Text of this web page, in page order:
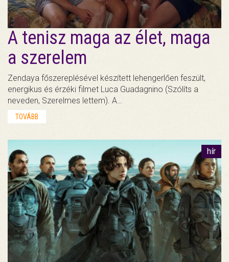
A tenisz maga az élet, maga
a szerelem
Zendaya főszereplésével készített lehengerlően feszült,
energikus és érzéki filmet Luca Guadagnino (Szólíts a
neveden, Szerelmes lettem). A…
TOVÁBB
hír